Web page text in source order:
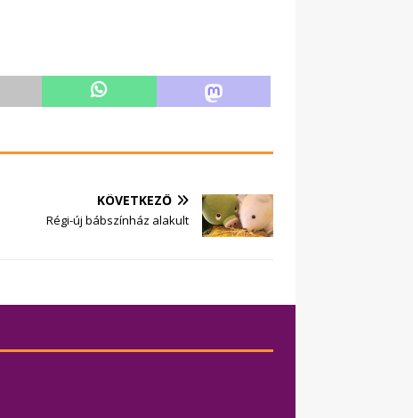
KÖVETKEZŐ
Régi-új bábszínház alakult